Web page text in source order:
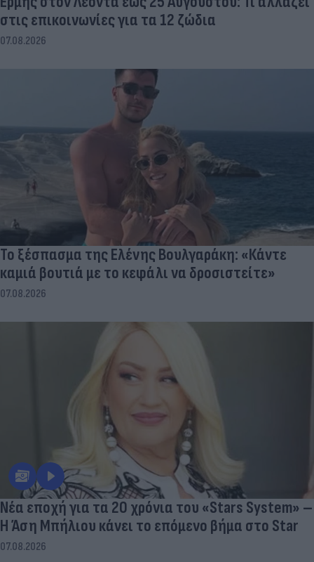
στις επικοινωνίες για τα 12 ζώδια
07.08.2026
Το ξέσπασμα της Ελένης Βουλγαράκη: «Κάντε
καμιά βουτιά με το κεφάλι να δροσιστείτε»
07.08.2026
Νέα εποχή για τα 20 χρόνια του «Stars System» –
Η Άση Μπήλιου κάνει το επόμενο βήμα στο Star
07.08.2026